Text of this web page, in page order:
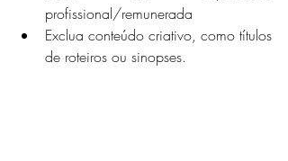
profissional/remunerada
Exclua conteúdo criativo, como títulos
de roteiros ou sinopses.